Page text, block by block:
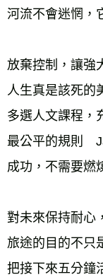
河流不會迷惘，
放棄控制，讓強
人生真是該死的
多選人文課程，
最公平的規則　
成功，不需要燃
旅途的目的不只
把接下來五分鐘